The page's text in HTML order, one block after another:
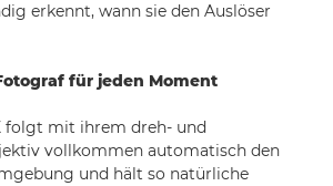
erkennt, wann sie den Auslöser
für jeden Moment
folgt mit ihrem dreh- und
vollkommen automatisch den
und hält so natürliche